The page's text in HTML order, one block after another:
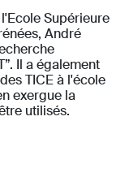
Supérieure
André
Il a également
TICE à l'école
exergue la
utilisés.